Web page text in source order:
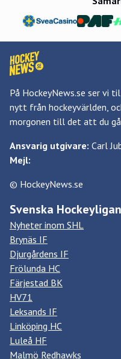
På HockeyNews.se ser vi
nytt från hockeyvärlden,
morgonen till det att du
Ansvarig utgivare: Carl
Mejl:
© HockeyNews.se
Svenska Hockeyligan
Nyheter inom SHL
Brynäs IF
Djurgårdens IF
Frölunda HC
Färjestad BK
HV71
Leksands IF
Linköping HC
Luleå HF
Malmö Redhawks